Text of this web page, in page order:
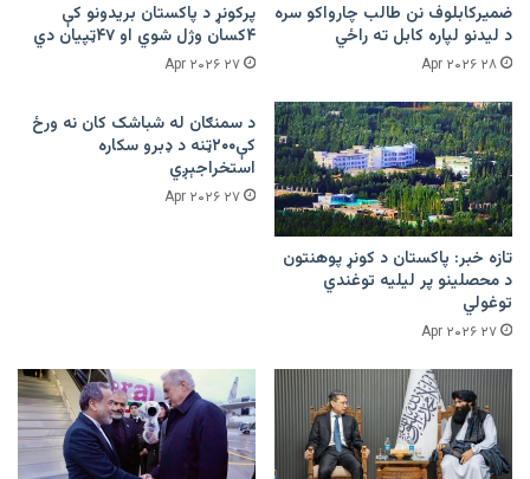
ضمیرکابلوف نن طالب چارواکو سره
د لیدنو لپاره کابل ته راځي
۲۸ Apr ۲۰۲۶
پرکونړ د پاکستان بریدونو کې
۴کسان وژل شوي او ۴۷ټپیان دي
۲۷ Apr ۲۰۲۶
تازه خبر: پاکستان د کونړ پوهنتون
د محصلینو پر لیلیه توغندي
توغولي
۲۷ Apr ۲۰۲۶
د سمنګان له شباشک کان نه ورځ
کې۲۰۰ټنه د ډبرو سکاره
استخراجېږي
۲۷ Apr ۲۰۲۶